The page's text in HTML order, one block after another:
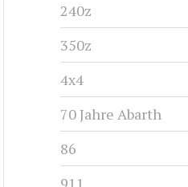
240z
350z
4x4
70 Jahre Abarth
86
911